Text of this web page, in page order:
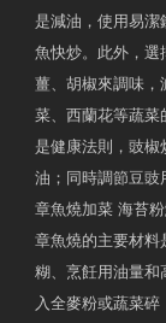
是減油，使用易
魚快炒。此外，選
薑、胡椒來調味，
菜、西蘭花等蔬菜
是健康法則，豉
油；同時調節豆豉
章魚燒加菜 海苔
章魚燒的主要材料
糊、烹飪用油量和
入全麥粉或蔬菜